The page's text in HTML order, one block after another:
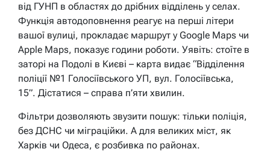
від ГУНП в областях до дрібних відділень у селах.
Функція автодоповнення реагує на перші літери
вашої вулиці, прокладає маршрут у Google Maps чи
Apple Maps, показує години роботи. Уявіть: стоїте в
заторі на Подолі в Києві – карта видає “Відділення
поліції №1 Голосіївського УП, вул. Голосіївська,
15”. Дістатися – справа п’яти хвилин.
Фільтри дозволяють звузити пошук: тільки поліція,
без ДСНС чи міграційки. А для великих міст, як
Харків чи Одеса, є розбивка по районах.